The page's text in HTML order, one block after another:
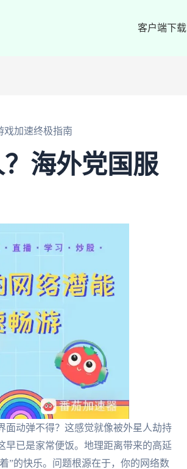
客户端下载
戏加速终极指南
海外党国服
面动弹不得？这感觉就像被外星人劫持
早已是家常便饭。地理距离带来的高延
”的快乐。问题根源在于，你的网络数